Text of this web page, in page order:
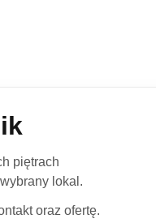
piętrach
lokal.
oraz ofertę.